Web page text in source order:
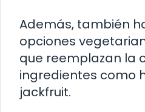
Además, también
opciones
que reemplazan la
ingredientes como
jackfruit.